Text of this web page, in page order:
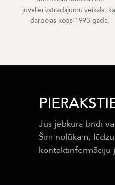
juvelierizstrādājumu veikals,
darbojas kopš 1993 gada.
Jūs jebkurā brīdī
Šim nolūkam,
kontaktinformāciju